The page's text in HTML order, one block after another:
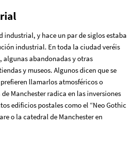
industrial, y hace un par de siglos estaba
industrial. En toda la ciudad veréis
algunas abandonadas y otras
y museos. Algunos dicen que se
llamarlos atmosféricos o
Manchester radica en las inversiones
edificios postales como el “Neo Gothic
o la catedral de Manchester en